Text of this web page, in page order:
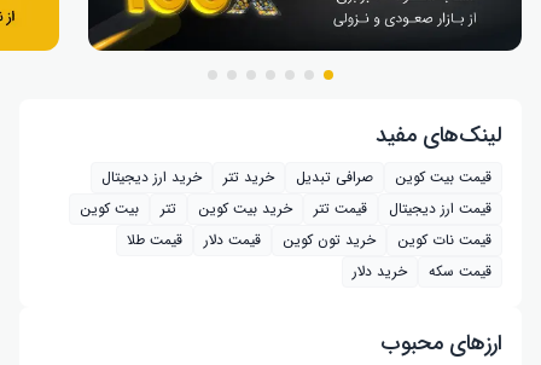
لینک‌های مفید
قیمت بیت کوین صرافی تبدیل خرید تتر
خرید ارز دیجیتال
قیمت ارز دیجیتال
قیمت تتر خرید بیت‌ کوین تتر
بیت کوین
قیمت نات کوین
خرید تون کوین قیمت دلار
قیمت طلا
قیمت سکه
خرید دلار
ارز‌های محبوب